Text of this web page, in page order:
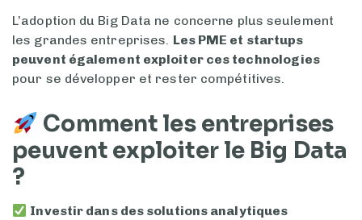
L’adoption du Big Data ne concerne plus seulement
les grandes entreprises. Les PME et startups
peuvent également exploiter ces technologies
pour se développer et rester compétitives.
Comment les entreprises
peuvent exploiter le Big Data
?
Investir dans des solutions analytiques